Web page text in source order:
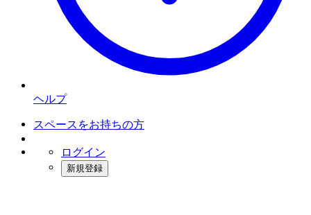
ヘルプ
スペースをお持ちの方
ログイン
新規登録